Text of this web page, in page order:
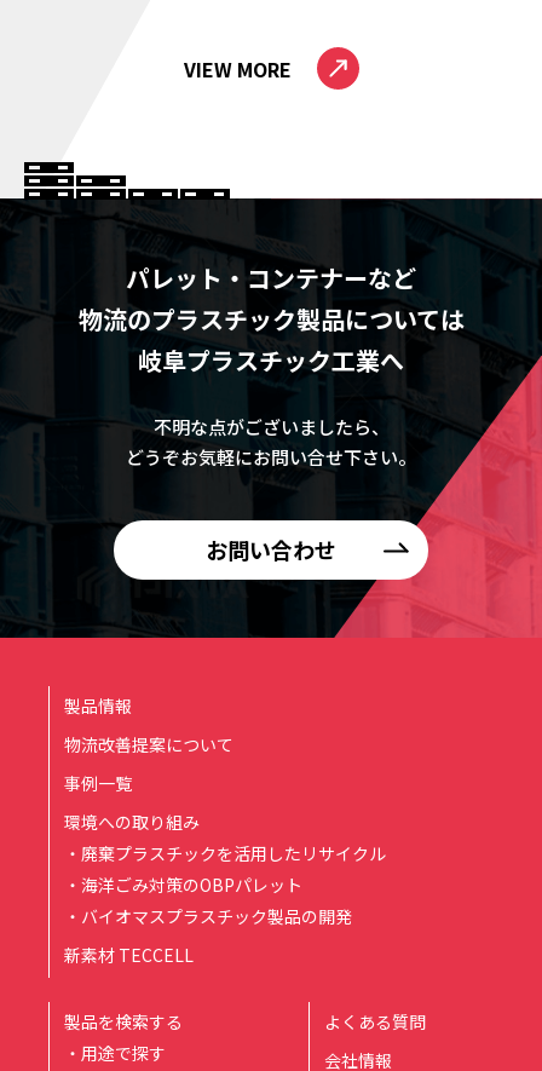
VIEW MORE
パレット・コンテナーなど
物流のプラスチック製品については
岐阜プラスチック工業へ
不明な点がございましたら、
どうぞお気軽にお問い合せ下さい。
お問い合わせ
製品情報
物流改善提案について
事例一覧
環境への取り組み
・廃棄プラスチックを活用したリサイクル
・海洋ごみ対策のOBPパレット
・バイオマスプラスチック製品の開発
新素材 TECCELL
製品を検索する
・用途で探す
よくある質問
会社情報